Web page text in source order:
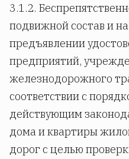
3.1.2.
подвижной состав и
предъявлении
предприятий,
железнодорожного
соответствии с
действующим
дома и квартиры
дорог с целью